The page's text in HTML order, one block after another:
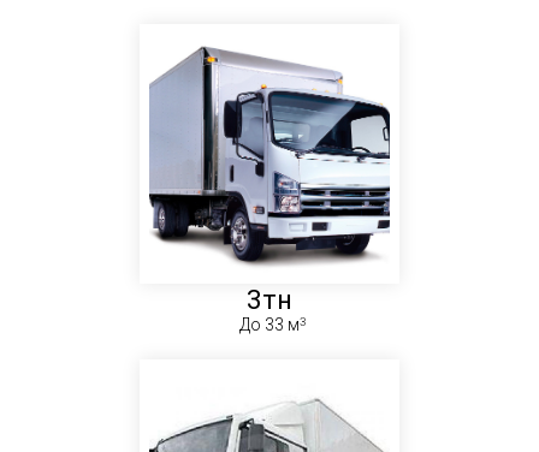
3тн
До 33 м